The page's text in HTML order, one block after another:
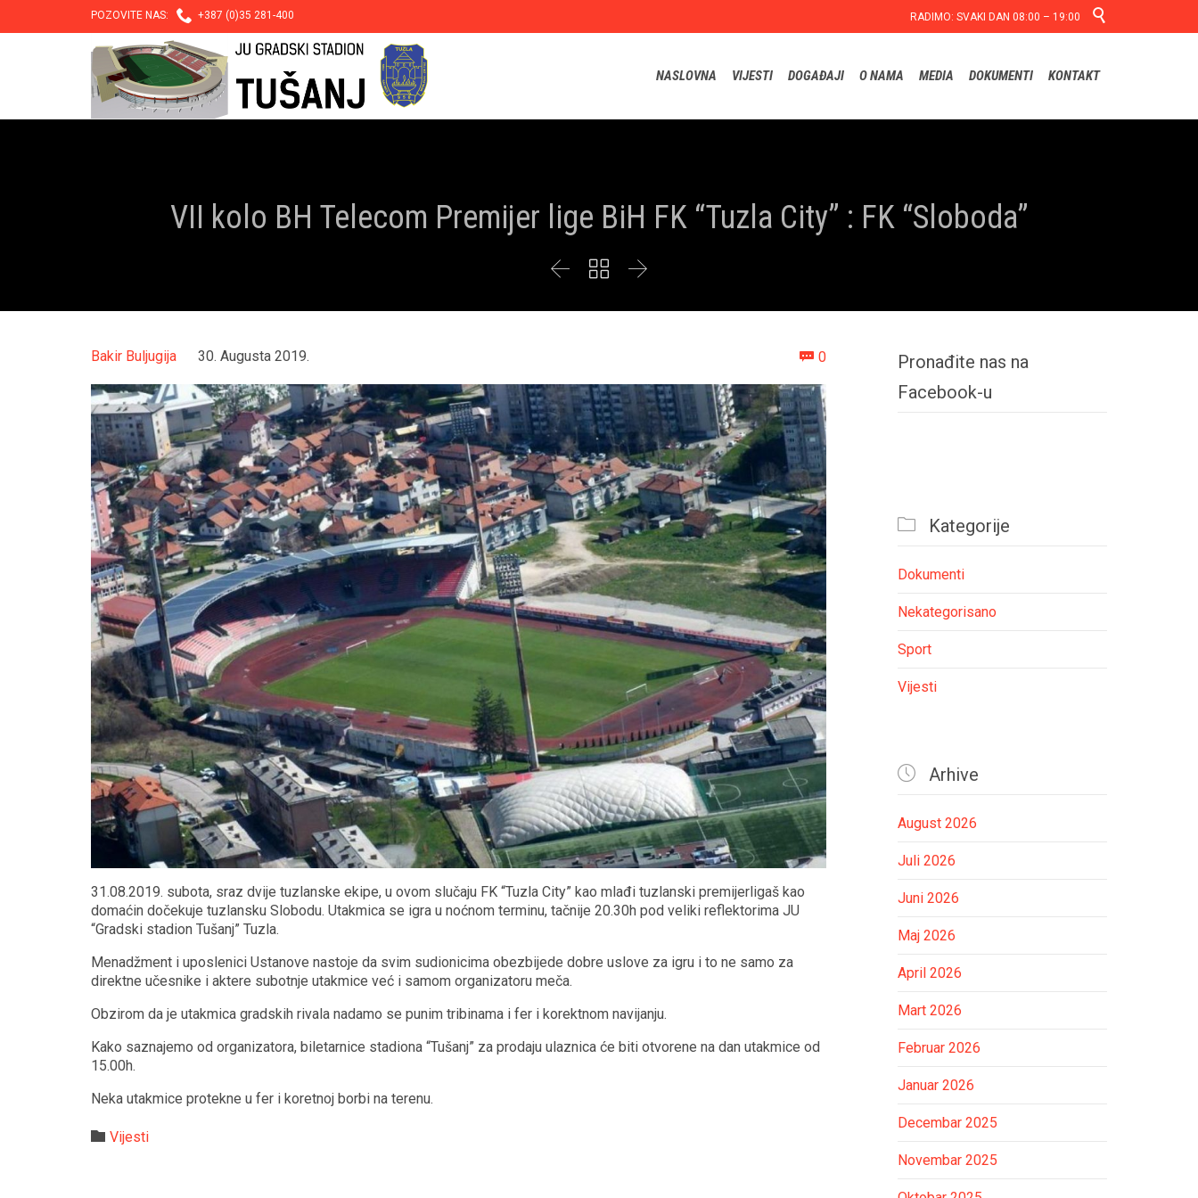
POZOVITE NAS:  +387 (0)35 281-400 RADIMO: SVAKI DAN 08:00 – 19:00 
NASLOVNA VIJESTI DOGAĐAJI O NAMA MEDIA DOKUMENTI KONTAKT
VII kolo BH Telecom Premijer lige BiH FK “Tuzla City” : FK “Sloboda”
  
Bakir Buljugija 30. Augusta 2019.  0Comments
31.08.2019. subota, sraz dvije tuzlanske ekipe, u ovom slučaju FK “Tuzla City” kao mlađi tuzlanski premijerligaš kao
domaćin dočekuje tuzlansku Slobodu. Utakmica se igra u noćnom terminu, tačnije 20.30h pod veliki reflektorima JU
“Gradski stadion Tušanj” Tuzla.
Menadžment i uposlenici Ustanove nastoje da svim sudionicima obezbijede dobre uslove za igru i to ne samo za
direktne učesnike i aktere subotnje utakmice već i samom organizatoru meča.
Obzirom da je utakmica gradskih rivala nadamo se punim tribinama i fer i korektnom navijanju.
Kako saznajemo od organizatora, biletarnice stadiona “Tušanj” za prodaju ulaznica će biti otvorene na dan utakmice od
15.00h.
Neka utakmice protekne u fer i koretnoj borbi na terenu.
 Category
Vijesti
Pronađite nas na
Facebook-u
 Kategorije
Dokumenti
Nekategorisano
Sport
Vijesti
 Arhive
August 2026
Juli 2026
Juni 2026
Maj 2026
April 2026
Mart 2026
Februar 2026
Januar 2026
Decembar 2025
Novembar 2025